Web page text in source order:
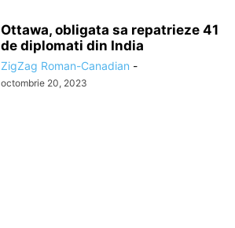
Ottawa, obligata sa repatrieze 41
de diplomati din India
ZigZag Roman-Canadian -
octombrie 20, 2023